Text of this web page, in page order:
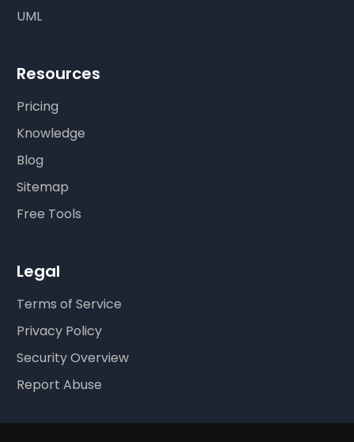
UML
Resources
Pricing
Knowledge
Blog
Sitemap
Free Tools
Legal
Terms of Service
Privacy Policy
Security Overview
Report Abuse